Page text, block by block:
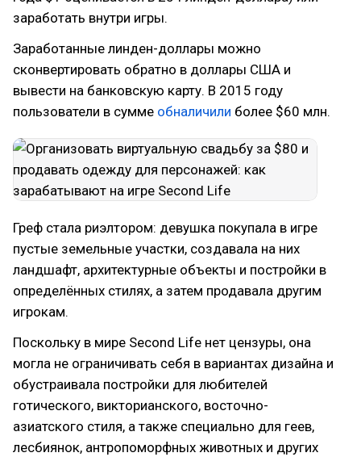
заработать внутри игры.
Заработанные линден-доллары можно
сконвертировать обратно в доллары США и
вывести на банковскую карту. В 2015 году
пользователи в сумме обналичили более $60 млн.
Греф стала риэлтором: девушка покупала в игре
пустые земельные участки, создавала на них
ландшафт, архитектурные объекты и постройки в
определённых стилях, а затем продавала другим
игрокам.
Поскольку в мире Second Life нет цензуры, она
могла не ограничивать себя в вариантах дизайна и
обустраивала постройки для любителей
готического, викторианского, восточно-
азиатского стиля, а также специально для геев,
лесбиянок, антропоморфных животных и других